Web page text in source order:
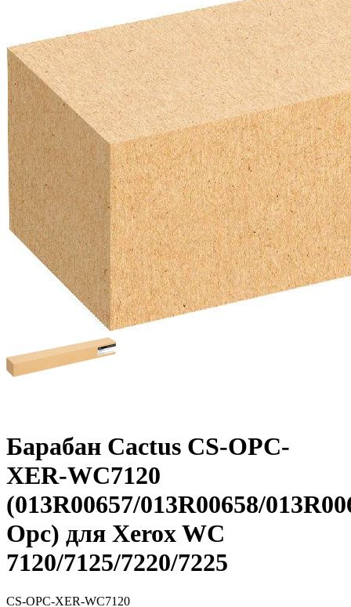
Барабан Cactus CS-OPC-
XER-WC7120
(013R00657/013R00658/
Opc) для Xerox WC
7120/7125/7220/7225
CS-OPC-XER-WC7120